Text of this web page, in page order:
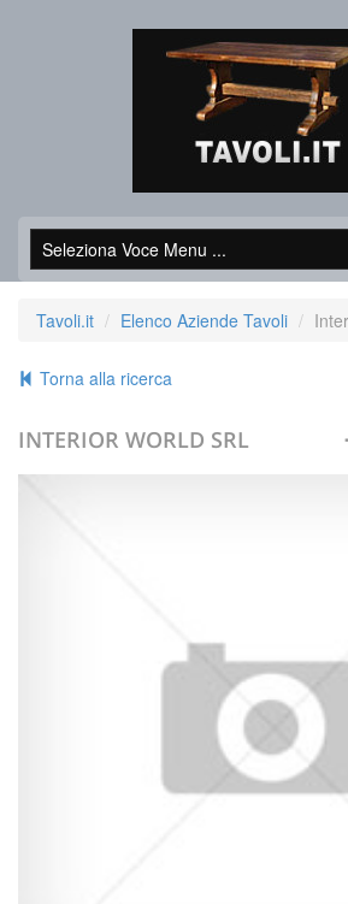
Tavoli.it Elenco Aziende Tavoli
Torna alla ricerca
INTERIOR WORLD SRL